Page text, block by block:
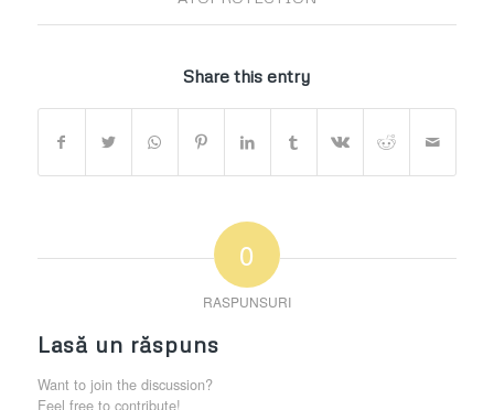
Share this entry
0
RASPUNSURI
Lasă un răspuns
Want to join the discussion?
Feel free to contribute!